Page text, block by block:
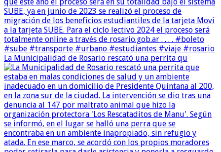
La Municipalidad de Rosario rescató una perrita qu